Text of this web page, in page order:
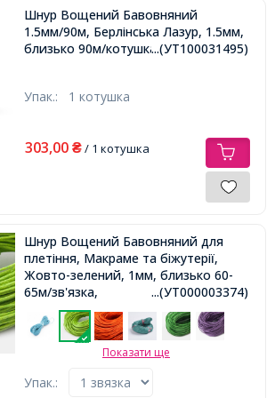
Шнур Вощений Бавовняний
1.5мм/90м, Берлінська Лазур, 1.5мм,
близько 90м/котушка,...(УТ100031495)
Упак.: 1 котушка
303,00 ₴/ 1 котушка
Шнур Вощений Бавовняний для
плетіння, Макраме та біжутерії,
Жовто-зелений, 1мм, близько 60-
65м/зв'язка,
...(УТ000003374)
Показати ще
Упак.: